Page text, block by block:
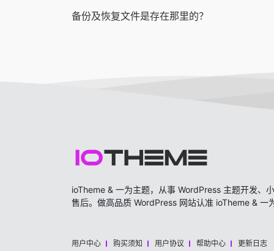
备份及恢复文件是存在那里的？
ioTheme & 一为主题，从事 WordPress 主题开发、
售后。做高品质 WordPress 网站认准 ioTheme & 一
用户中心 购买须知 用户协议 帮助中心 更新日志